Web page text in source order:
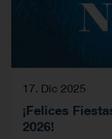
17. Dic 2025
¡Felices
2026!